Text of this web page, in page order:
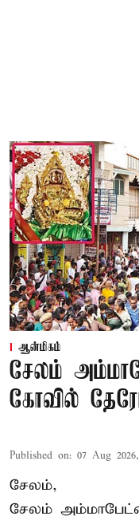
ஆன்மிகம்
சேலம்
கோவில்
Published on: 07 Aug
சேலம்,
சேலம்